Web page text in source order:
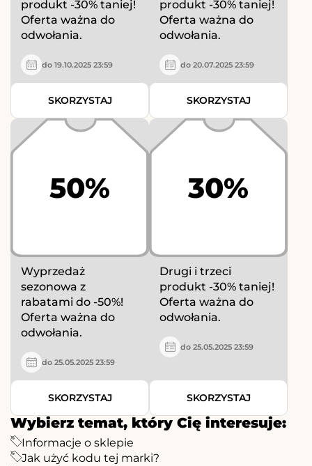
Wybierz temat, który Cię interesuje:
Informacje o sklepie
Jak użyć kodu tej marki?
produkt -30% taniej!
Oferta ważna do
odwołania.
do 19.10.2025 23:59
SKORZYSTAJ
produkt -30% taniej!
Oferta ważna do
odwołania.
do 20.07.2025 23:59
SKORZYSTAJ
50%
Wyprzedaż
sezonowa z
rabatami do -50%!
Oferta ważna do
odwołania.
do 25.05.2025 23:59
SKORZYSTAJ
30%
Drugi i trzeci
produkt -30% taniej!
Oferta ważna do
odwołania.
do 25.05.2025 23:59
SKORZYSTAJ